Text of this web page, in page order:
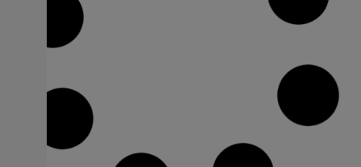
Metrovalencia oferirà servei nocturn la
vigília del 9 d’Octubre per als actes